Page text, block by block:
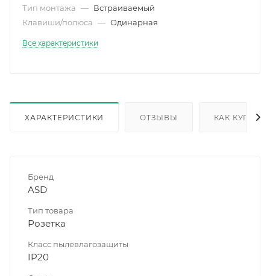
Тип монтажа — Встраиваемый
Клавиши/полюса — Одинарная
Все характеристики
ХАРАКТЕРИСТИКИ ОТЗЫВЫ КАК КУПИТЬ
Бренд
ASD
Тип товара
Розетка
Класс пылевлагозащиты
IP20